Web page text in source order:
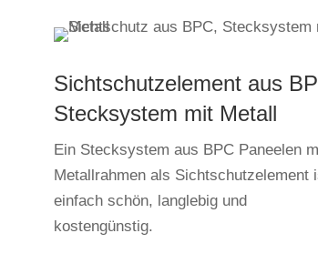
Sichtschutzelement aus
Stecksystem mit Metall
Ein Stecksystem aus BPC Paneelen
Metallrahmen als Sichtschutzelement
einfach schön, langlebig und
kostengünstig.